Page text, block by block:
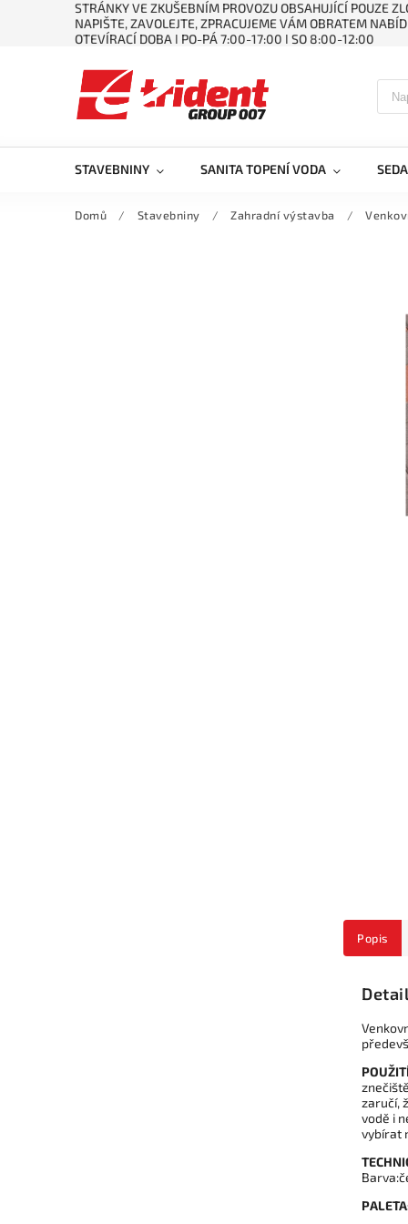
STRÁNKY VE ZKUŠEBNÍM PROVOZU OBSAHUJÍCÍ POUZE
NAPIŠTE, ZAVOLEJTE, ZPRACUJEME VÁM OBRATEM
OTEVÍRACÍ DOBA ǀ PO-PÁ 7:00-17:00 ǀ SO 8:00-12:00
STAVEBNINY SANITA TOPENÍ VODA
Domů / Stavebniny / Zahradní výstavba /
Popis
zaručí,
vodě i
vybírat